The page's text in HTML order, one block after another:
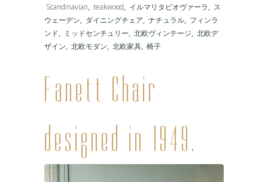
Scandinavian, teakwood, イルマリタピオヴァーラ, ス
ウェーデン, ダイニングチェア, ナチュラル, フィンラ
ンド, ミッドセンチュリー, 北欧ヴィンテージ, 北欧デ
ザイン, 北欧モダン, 北欧家具, 椅子
Fanett Chair
designed in 1949.